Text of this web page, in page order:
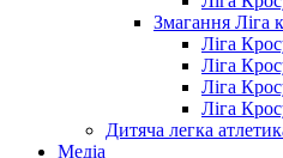
Змагання Ліга
Ліга
Ліга
Ліга
Ліга
Дитяча легка
Медіа